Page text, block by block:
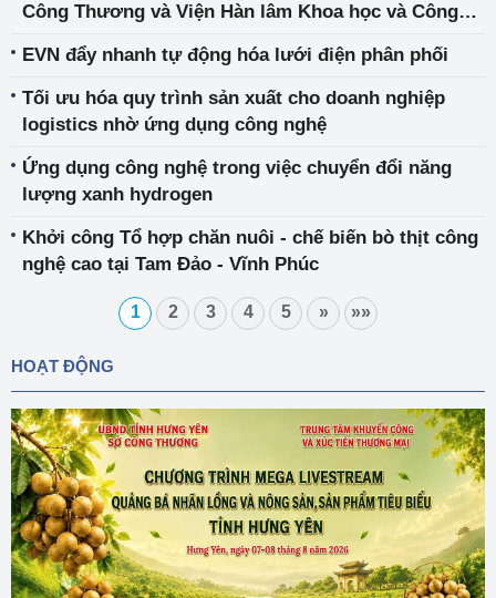
Công Thương và Viện Hàn lâm Khoa học và Công
đến năm 2030
EVN đẩy nhanh tự động hóa lưới điện phân phối
Tối ưu hóa quy trình sản xuất cho doanh nghiệp
logistics nhờ ứng dụng công nghệ
Ứng dụng công nghệ trong việc chuyển đổi năng
lượng xanh hydrogen
Khởi công Tổ hợp chăn nuôi - chế biến bò thịt công
nghệ cao tại Tam Đảo - Vĩnh Phúc
1 2 3 4 5 » »»
HOẠT ĐỘNG